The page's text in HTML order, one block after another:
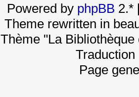
Powered by phpBB 2.*
Theme rewritten in
Thème "La
Page